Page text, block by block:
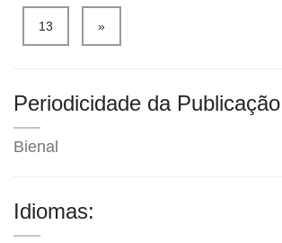
13 »
Periodicidade da
Bienal
Idiomas: